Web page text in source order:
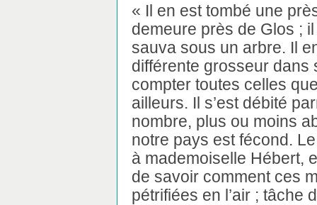
« Il en est tombé une
demeure près de Glos ;
sauva sous un arbre. Il
différente grosseur dans
compter toutes celles
ailleurs. Il s’est débité
nombre, plus ou moins
notre pays est fécond.
à mademoiselle Hébert,
de savoir comment ces
pétrifiées en l’air ; tâche